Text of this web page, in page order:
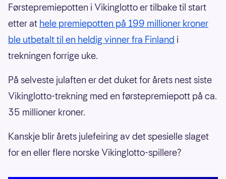
Førstepremiepotten i Vikinglotto er tilbake til start
etter at hele premiepotten på 199 millioner kroner
ble utbetalt til en heldig vinner fra Finland i
trekningen forrige uke.
På selveste julaften er det duket for årets nest siste
Vikinglotto-trekning med en førstepremiepott på ca.
35 millioner kroner.
Kanskje blir årets julefeiring av det spesielle slaget
for en eller flere norske Vikinglotto-spillere?